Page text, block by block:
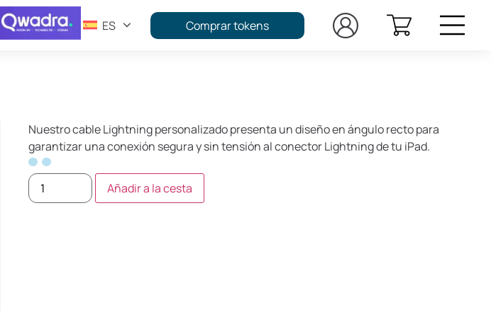
ES Comprar tokens
Nuestro cable Lightning personalizado presenta un diseño en ángulo recto para
garantizar una conexión segura y sin tensión al conector Lightning de tu iPad.
Añadir a la cesta